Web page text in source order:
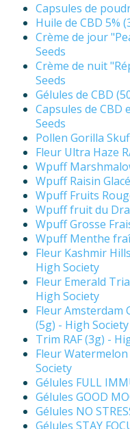
Capsules de
Huile de CBD 5%
Crème de jour
Seeds
Crème de nuit
Seeds
Gélules de CBD
Capsules de CBD
Seeds
Pollen Gorilla
Fleur Ultra Haze
Wpuff
Wpuff Raisin
Wpuff Fruits
Wpuff fruit du
Wpuff Grosse
Wpuff Menthe
Fleur Kashmir Hills
High Society
Fleur Emerald
High Society
Fleur Amsterdam
(5g) - High Society
Trim RAF (3g) -
Fleur
Society
Gélules FULL
Gélules GOOD
Gélules NO
Gélules STAY